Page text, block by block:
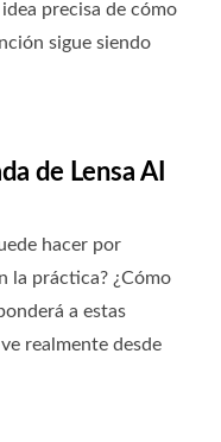
precisa de cómo
sigue siendo
de Lensa AI
hacer por
la práctica? ¿Cómo
a estas
realmente desde